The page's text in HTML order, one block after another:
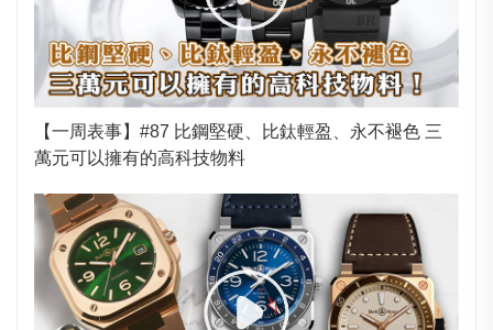
【一周表事】#87 比鋼堅硬、比鈦輕盈、永不褪色 三
萬元可以擁有的高科技物料